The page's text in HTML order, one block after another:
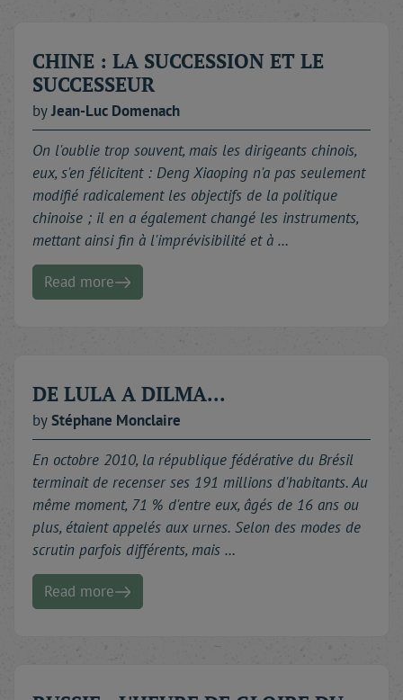
CHINE : LA SUCCESSION ET LE
SUCCESSEUR
byJean-Luc Domenach
On l'oublie trop souvent, mais les dirigeants chinois,
eux, s'en félicitent : Deng Xiaoping n'a pas seulement
modifié radicalement les objectifs de la politique
chinoise ; il en a également changé les instruments,
mettant ainsi fin à l'imprévisibilité et à …
Read more
DE LULA A DILMA...
byStéphane Monclaire
En octobre 2010, la république fédérative du Brésil
terminait de recenser ses 191 millions d'habitants. Au
même moment, 71 % d'entre eux, âgés de 16 ans ou
plus, étaient appelés aux urnes. Selon des modes de
scrutin parfois différents, mais …
Read more